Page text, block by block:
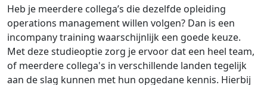
Heb je meerdere collega’s die dezelfde opleiding
operations management willen volgen? Dan is een
incompany training waarschijnlijk een goede keuze.
Met deze studieoptie zorg je ervoor dat een heel team,
of meerdere collega's in verschillende landen tegelijk
aan de slag kunnen met hun opgedane kennis. Hierbij